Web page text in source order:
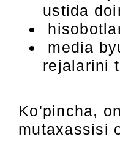
ustida
media
rejalarini
Ko'pincha,
mutaxassisi